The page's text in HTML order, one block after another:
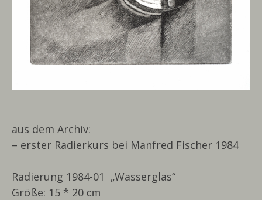
aus dem Archiv:
– erster Radierkurs bei Manfred Fischer 1984
Radierung 1984-01 „Wasserglas“
Größe: 15 * 20 cm